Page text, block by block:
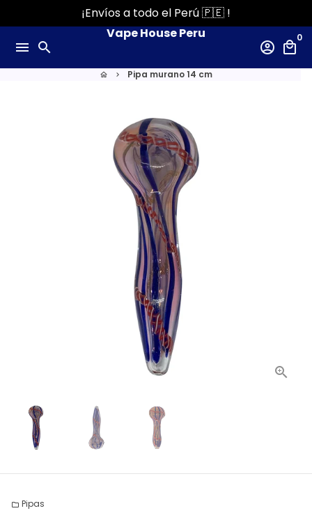
directamente
contenido
¡Envíos a todo el Perú 🇵🇪 !
menu search
Vape House Peru
account_circle local_mall
0
home keyboard_arrow_right Pipa murano 14 cm
folder Pipas